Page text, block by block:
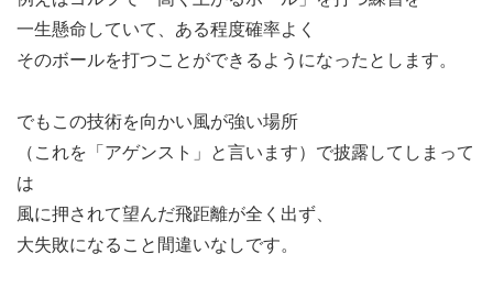
一生懸命していて、ある程度確率よく
そのボールを打つことができるようになったとします。
でもこの技術を向かい風が強い場所
（これを「アゲンスト」と言います）で披露してしまって
は
風に押されて望んだ飛距離が全く出ず、
大失敗になること間違いなしです。